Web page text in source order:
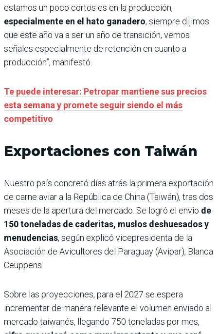
estamos un poco cortos es en la producción,
especialmente en el hato ganadero, siempre dijimos
que este año va a ser un año de transición, vemos
señales especialmente de retención en cuanto a
producción”, manifestó.
Te puede interesar: Petropar mantiene sus precios
esta semana y promete seguir siendo el más
competitivo
Exportaciones con Taiwán
Nuestro país concretó días atrás la primera exportación
de carne aviar a la República de China (Taiwán), tras dos
meses de la apertura del mercado. Se logró el envío de
150 toneladas de caderitas, muslos deshuesados y
menudencias, según explicó vicepresidenta de la
Asociación de Avicultores del Paraguay (Avipar), Blanca
Ceuppens.
Sobre las proyecciones, para el 2027 se espera
incrementar de manera relevante el volumen enviado al
mercado taiwanés, llegando 750 toneladas por mes,